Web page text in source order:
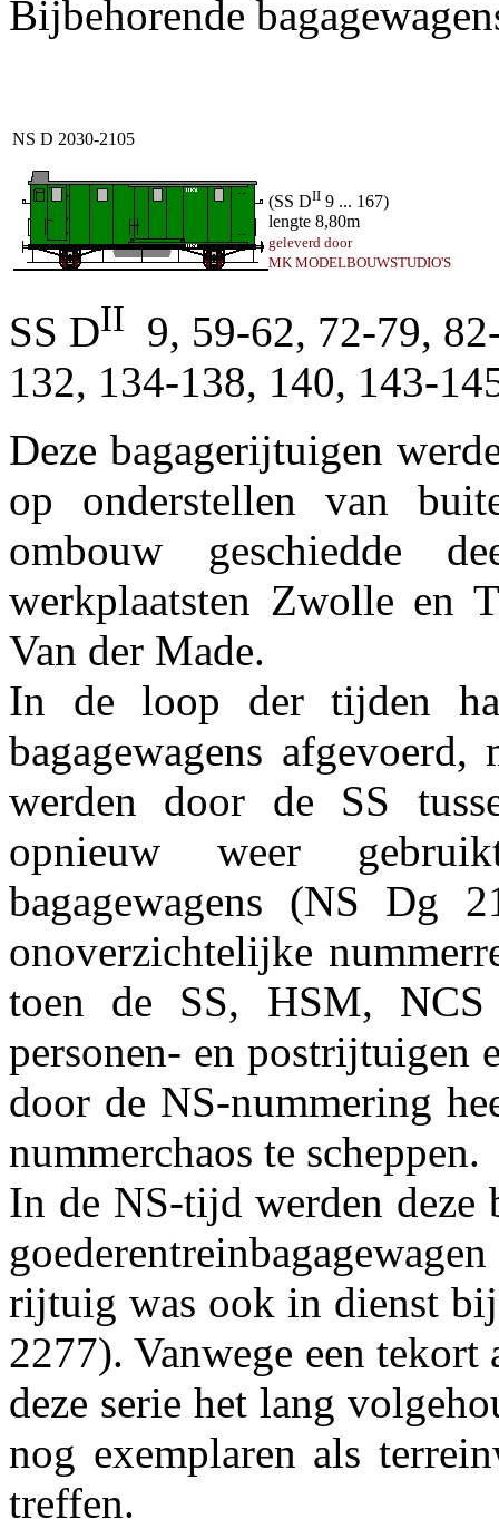
Bijbehorende
NS D 2030-2105
(SS DII 9 ... 167)
lengte 8,80m
geleverd door
MK MODELBOUWSTUDIO'S
SS DII
9, 59-62, 72-79,
132, 134-138, 140, 143-
Deze bagagerijtuigen
op onderstellen van
ombouw geschiedde
werkplaatsten Zwolle en
Van der Made.
In de loop der tijden
bagagewagens
werden door de SS
opnieuw weer
bagagewagens (NS Dg
onoverzichtelijke
toen de SS, HSM,
personen- en postrijtuigen
door de NS-nummering
nummerchaos te scheppen.
In de NS-tijd werden deze
rijtuig was ook in dienst
2277). Vanwege een
deze serie het lang
nog exemplaren als
treffen.